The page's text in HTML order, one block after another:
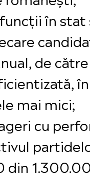
în
de
mai mici;
cu